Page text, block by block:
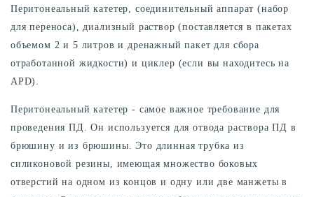
Перитонеальный катетер, соединительный аппарат (набор
для переноса), диализный раствор (поставляется в пакетах
объемом 2 и 5 литров и дренажный пакет для сбора
отработанной жидкости) и циклер (если вы находитесь на
APD).
Перитонеальный катетер - самое важное требование для
проведения ПД. Он используется для отвода раствора ПД в
брюшину и из брюшины. Это длинная трубка из
силиконовой резины, имеющая множество боковых
отверстий на одном из концов и одну или две манжеты в